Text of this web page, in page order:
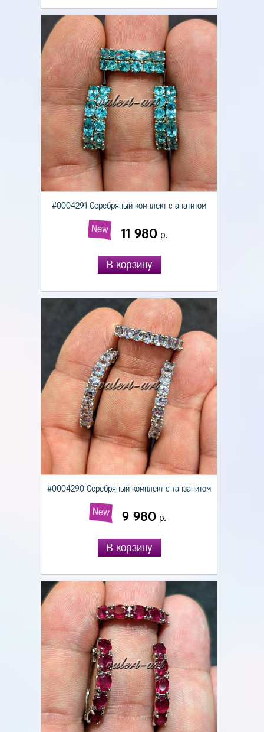
#0004291 Серебряный комплект с апатитом
New 11 980р.
В корзину
#0004290 Серебряный комплект с танзанитом
New 9 980р.
В корзину